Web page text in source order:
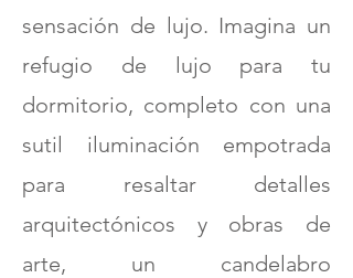
sensación de lujo. Imagina un
refugio de lujo para tu
dormitorio, completo con una
sutil iluminación empotrada
para resaltar detalles
arquitectónicos y obras de
arte, un candelabro